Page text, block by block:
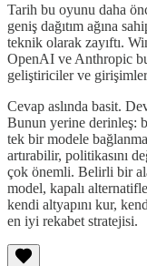
Tarih bu oyunu daha
geniş dağıtım ağına
teknik olarak zayıftı.
OpenAI ve Anthropic
geliştiriciler ve girişimler
Cevap aslında basit.
Bunun yerine derinleş:
tek bir modele
artırabilir, politikasını
çok önemli. Belirli bir
model, kapalı
kendi altyapını kur,
en iyi rekabet stratejisi.